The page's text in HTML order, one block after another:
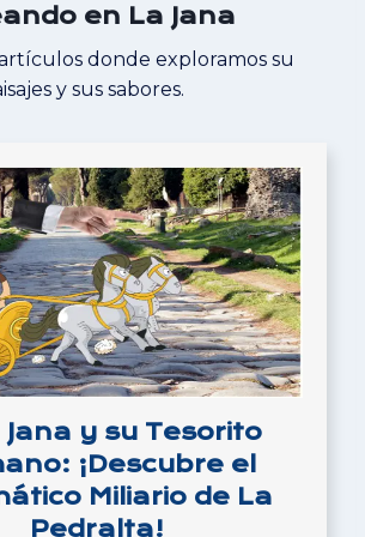
en La Jana
donde exploramos su
y sus sabores.
Jana y su Tesorito
¡Descubre el
Miliario de La
Pedralta!